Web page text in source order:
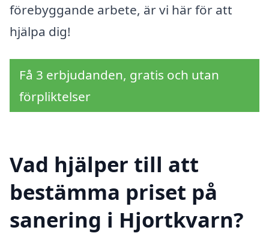
förebyggande arbete, är vi här för att
hjälpa dig!
Få 3 erbjudanden, gratis och utan
förpliktelser
Vad hjälper till att
bestämma priset på
sanering i Hjortkvarn?